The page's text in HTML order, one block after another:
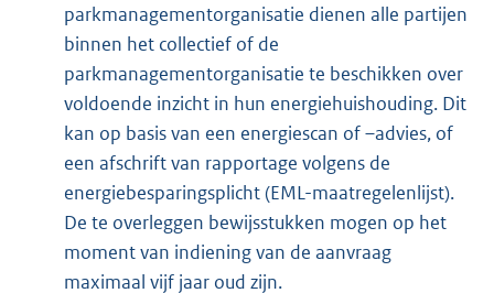
parkmanagementorganisatie dienen alle partijen
binnen het collectief of de
parkmanagementorganisatie te beschikken over
voldoende inzicht in hun energiehuishouding. Dit
kan op basis van een energiescan of –advies, of
een afschrift van rapportage volgens de
energiebesparingsplicht (EML-maatregelenlijst).
De te overleggen bewijsstukken mogen op het
moment van indiening van de aanvraag
maximaal vijf jaar oud zijn.